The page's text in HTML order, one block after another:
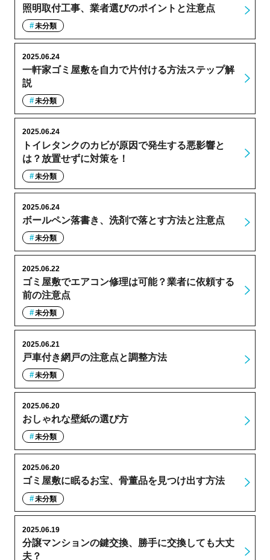
照明取付工事、業者選びのポイントと注意点
未分類
一軒家ゴミ屋敷を自力で片付ける方法ステップ解
説
2025.06.24
未分類
トイレタンクのカビが原因で発生する悪影響と
は？放置せずに対策を！
2025.06.24
未分類
ボールペン落書き、洗剤で落とす方法と注意点
2025.06.24
未分類
ゴミ屋敷でエアコン修理は可能？業者に依頼する
前の注意点
2025.06.22
未分類
戸車付き網戸の注意点と調整方法
2025.06.21
未分類
おしゃれな壁紙の選び方
2025.06.20
未分類
ゴミ屋敷に眠るお宝、骨董品を見つけ出す方法
2025.06.20
未分類
分譲マンションの鍵交換、勝手に交換しても大丈
夫？
2025.06.19